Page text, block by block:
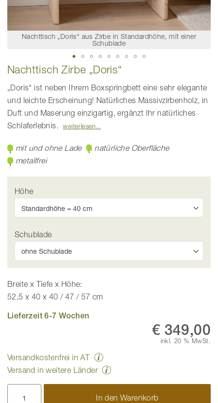
Nachttisch „Doris“ aus Zirbe in Standardhöhe, mit einer
Schublade
Zum
Anfang
Bildgalerie
springen
Nachttisch Zirbe „Doris“
„Doris“ ist neben Ihrem Boxspringbett eine sehr elegante
und leichte Erscheinung! Natürliches Massivzirbenholz, in
Duft und Maserung einzigartig, ergänzt Ihr natürliches
Schlaferlebnis.
weiterlesen
mit und ohne Lade
natürliche Oberfläche
metallfrei
Höhe
Schublade
Breite x Tiefe x Höhe:
52,5 x 40 x 40 / 47 / 57 cm
Lieferzeit 6-7 Wochen
€ 349,00
inkl. 20 % MwSt.
Versandkostenfrei in AT
Versand in weitere Länder
In den Warenkorb